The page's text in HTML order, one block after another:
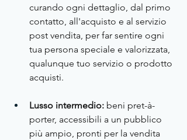
curando ogni dettaglio, dal primo
contatto, all'acquisto e al servizio
post vendita, per far sentire ogni
tua persona speciale e valorizzata,
qualunque tuo servizio o prodotto
acquisti.
Lusso intermedio: beni pret-à-
porter, accessibili a un pubblico
più ampio, pronti per la vendita